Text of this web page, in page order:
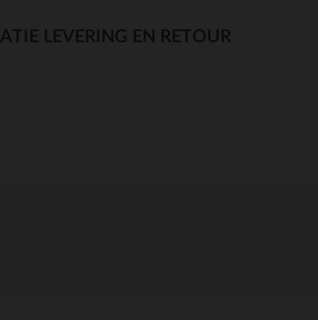
LEVERING EN RETOUR